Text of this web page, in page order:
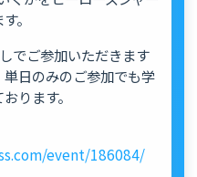
。
でご参加いただきます
日のみのご参加でも学
ります。
event/186084/